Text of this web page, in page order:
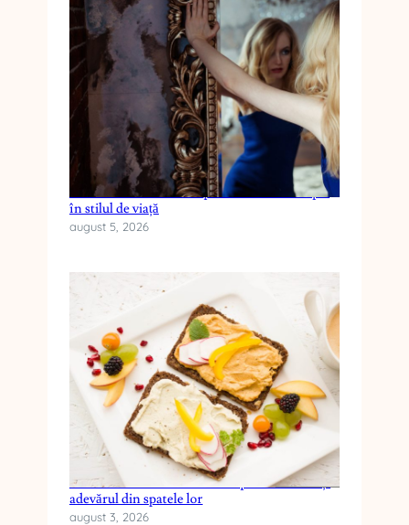
Cum reduci anxietatea prin schimbări simple
în stilul de viață
august 5, 2026
Cele mai frecvente mituri despre dieta keto și
adevărul din spatele lor
august 3, 2026